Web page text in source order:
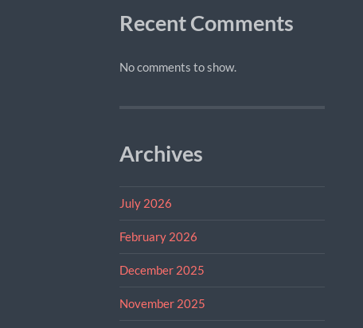
Recent Comments
No comments to show.
Archives
July 2026
February 2026
December 2025
November 2025